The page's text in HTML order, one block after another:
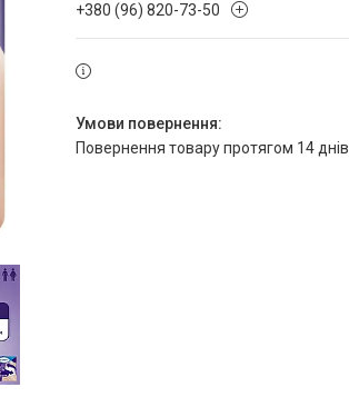
+380 (96) 820-73-50
повернення товару протягом 14 днів